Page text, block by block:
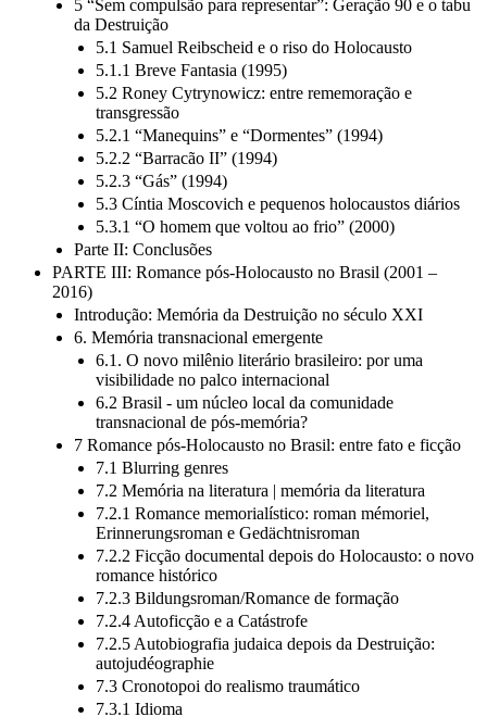
5 “Sem compulsão para representar”: Geração 90 e o tabu
da Destruição
5.1 Samuel Reibscheid e o riso do Holocausto
5.1.1 Breve Fantasia (1995)
5.2 Roney Cytrynowicz: entre rememoração e
transgressão
5.2.1 “Manequins” e “Dormentes” (1994)
5.2.2 “Barracão II” (1994)
5.2.3 “Gás” (1994)
5.3 Cíntia Moscovich e pequenos holocaustos diários
5.3.1 “O homem que voltou ao frio” (2000)
Parte II: Conclusões
PARTE III: Romance pós-Holocausto no Brasil (2001 –
2016)
Introdução: Memória da Destruição no século XXI
6. Memória transnacional emergente
6.1. O novo milênio literário brasileiro: por uma
visibilidade no palco internacional
6.2 Brasil - um núcleo local da comunidade
transnacional de pós-memória?
7 Romance pós-Holocausto no Brasil: entre fato e ficção
7.1 Blurring genres
7.2 Memória na literatura | memória da literatura
7.2.1 Romance memorialístico: roman mémoriel,
Erinnerungsroman e Gedächtnisroman
7.2.2 Ficção documental depois do Holocausto: o novo
romance histórico
7.2.3 Bildungsroman/Romance de formação
7.2.4 Autoficção e a Catástrofe
7.2.5 Autobiografia judaica depois da Destruição:
autojudéographie
7.3 Cronotopoi do realismo traumático